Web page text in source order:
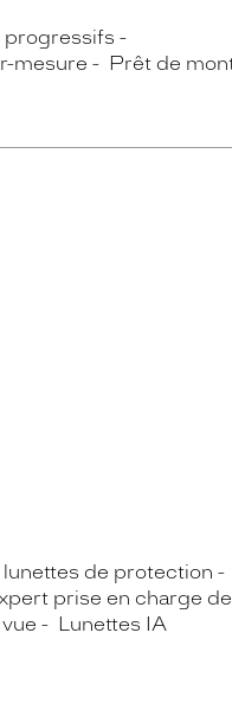
progressifs
mesure Prêt de
de protection
prise en charge
Lunettes IA